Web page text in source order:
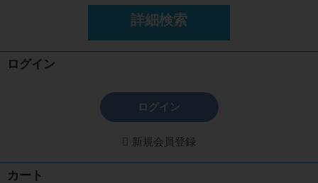
詳細検索
ログイン
ログイン
新規会員登録
カート